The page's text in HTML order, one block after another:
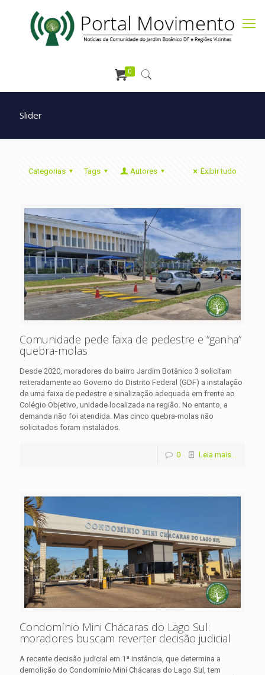
0
Slider
Categorias Tags Autores Exibir tudo
Comunidade pede faixa de pedestre e “ganha”
quebra-molas
Desde 2020, moradores do bairro Jardim Botânico 3 solicitam
reiteradamente ao Governo do Distrito Federal (GDF) a instalação
de uma faixa de pedestre e sinalização adequada em frente ao
Colégio Objetivo, unidade localizada na região. No entanto, a
demanda não foi atendida. Mas cinco quebra-molas não
solicitados foram instalados.
0 Leia mais...
Condomínio Mini Chácaras do Lago Sul:
moradores buscam reverter decisão judicial
A recente decisão judicial em 1ª instância, que determina a
demolição do Condomínio Mini Chácaras do Lago Sul, tem